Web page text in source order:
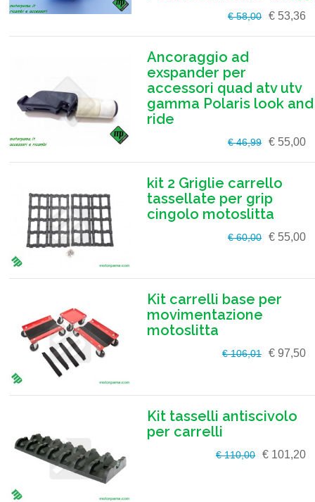
€ 58,00 € 53,36
Ancoraggio ad
exspander per
accessori quad atv utv
gamma Polaris look and
ride
€ 46,99 € 55,00
kit 2 Griglie carrello
tassellate per grip
cingolo motoslitta
€ 60,00 € 55,00
Kit carrelli base per
movimentazione
motoslitta
€ 106,01 € 97,50
Kit tasselli antiscivolo
per carrelli
€ 110,00 € 101,20